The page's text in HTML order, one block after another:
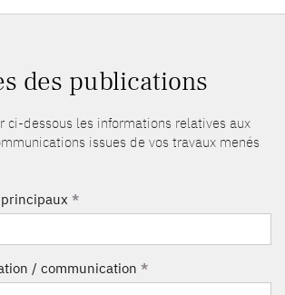
des publications
ci-dessous les informations relatives aux
issues de vos travaux menés
*
/ communication *